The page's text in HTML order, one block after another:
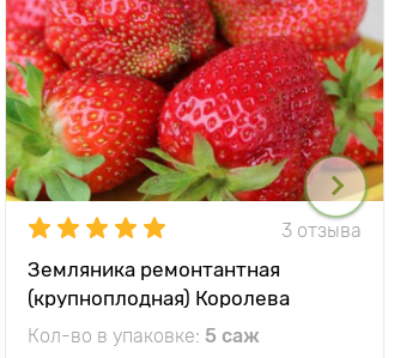
3 отзыва
Земляника ремонтантная
(крупноплодная) Королева
Елизавета
Кол-во в упаковке: 5 саж